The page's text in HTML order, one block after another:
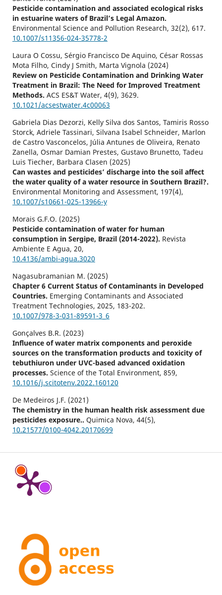
Pesticide contamination and associated ecological risks
in estuarine waters of Brazil’s Legal Amazon.
Environmental Science and Pollution Research, 32(2), 617.
10.1007/s11356-024-35778-2
Laura O Cossu, Sérgio Francisco De Aquino, César Rossas
Mota Filho, Cindy J Smith, Marta Vignola (2024)
Review on Pesticide Contamination and Drinking Water
Treatment in Brazil: The Need for Improved Treatment
Methods. ACS ES&T Water, 4(9), 3629.
10.1021/acsestwater.4c00063
Gabriela Dias Dezorzi, Kelly Silva dos Santos, Tamiris Rosso
Storck, Adriele Tassinari, Silvana Isabel Schneider, Marlon
de Castro Vasconcelos, Júlia Antunes de Oliveira, Renato
Zanella, Osmar Damian Prestes, Gustavo Brunetto, Tadeu
Luis Tiecher, Barbara Clasen (2025)
Can wastes and pesticides’ discharge into the soil affect
the water quality of a water resource in Southern Brazil?.
Environmental Monitoring and Assessment, 197(4),
10.1007/s10661-025-13966-y
Morais G.F.O. (2025)
Pesticide contamination of water for human
consumption in Sergipe, Brazil (2014-2022). Revista
Ambiente E Agua, 20,
10.4136/ambi-agua.3020
Nagasubramanian M. (2025)
Chapter 6 Current Status of Contaminants in Developed
Countries. Emerging Contaminants and Associated
Treatment Technologies, 2025, 183-202.
10.1007/978-3-031-89591-3_6
Gonçalves B.R. (2023)
Influence of water matrix components and peroxide
sources on the transformation products and toxicity of
tebuthiuron under UVC-based advanced oxidation
processes. Science of the Total Environment, 859,
10.1016/j.scitotenv.2022.160120
De Medeiros J.F. (2021)
The chemistry in the human health risk assessment due
pesticides exposure.. Quimica Nova, 44(5),
10.21577/0100-4042.20170699